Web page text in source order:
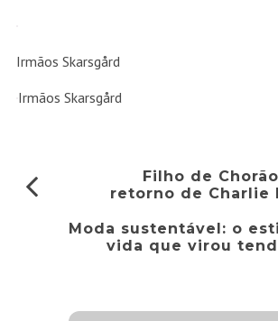
Irmãos Skarsgård
Irmãos Skarsgård
Filho de
retorno de Charlie
Moda sustentável: o
vida que virou